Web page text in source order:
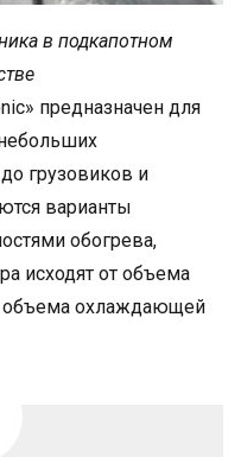
в подкапотном
предназначен для
грузовиков и
варианты
обогрева,
исходят от объема
объема охлаждающей